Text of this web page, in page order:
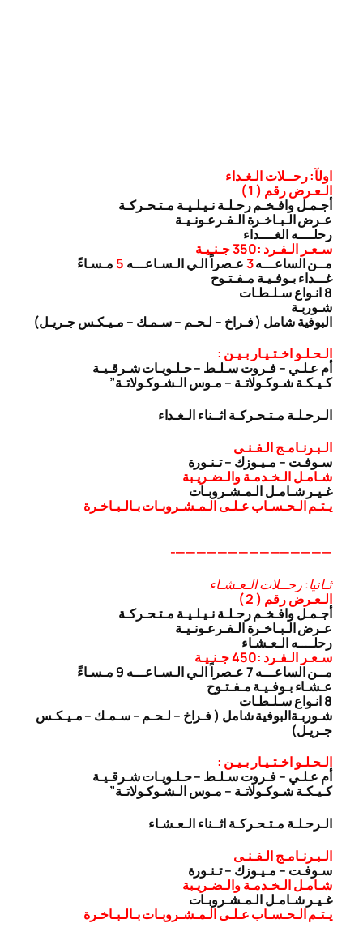
اولآ: رحــلات الـغـداء
الـعـرض رقم ( 1 )
أجـمـل وافـخـم رحـلـة نـيـلـيـة مـتـحـركـة
عـرض الـبـاخـرة الـفـرعـونـيـة
رحلــــه الغــــداء
سـعـر الـفـرد :350 جـنـيـة
مــن الساعـــه3عـصراً الـي الـسـاعـــه 5 مـسـاءً
غـــداء بـوفـيـة مـفـتـوح
8 انـواع سـلـطـات
شـوربـة
البوفية شامل ( فـراخ – لـحـم – سـمـك – مـيـكـس جـريـل)
الـحـلـو اخـتـيـار بـيـن :
أم عـلـي – فـروت سـلـط – حـلـويـات شـرقـيـة
كـيـكـة شـوكـولاتـة – مـوس الـشـوكـولاتـة”
الـرحـلـة مـتـحـركـة اثــناء الـغـداء
الـبـرنـامـج الـفـنـى
سـوفـت – مـيـوزك – تـنـورة
شـامـل الـخـدمـة والـضـريـبة
غـيـر شـامـل الـمـشـروبـات
يـتـم الـحـسـاب عـلـى الـمـشـروبـات بـالـبـاخـرة
———————————————-
ثـانيا: رحــلات الـعـشـاء
الـعـرض رقم ( 2 )
أجـمـل وافـخـم رحـلـة نـيـلـيـة مـتـحـركـة
عـرض الـبـاخـرة الـفـرعـونـيـة
رحلــــه الـعـشـاء
سـعـر الـفـرد :450 جـنـيـة
مــن الساعـــه 7 عـصراً الـي الـسـاعـــه 9 مـسـاءً
عـشـاء بـوفـيـة مـفـتـوح
8 انـواع سـلـطـات
شـوربـةالبوفية شامل ( فـراخ – لـحـم – سـمـك – مـيـكـس
جـريـل)
الـحـلـو اخـتـيـار بـيـن :
أم عـلـي – فـروت سـلـط – حـلـويـات شـرقـيـة
كـيـكـة شـوكـولاتـة – مـوس الـشـوكـولاتـة”
الـرحـلـة مـتـحـركـة اثــناء الـعـشـاء
الـبـرنـامـج الـفـنـى
سـوفـت – مـيـوزك – تـنـورة
شـامـل الـخـدمـة والـضـريـبة
غـيـر شـامـل الـمـشـروبـات
يـتـم الـحـسـاب عـلـى الـمـشـروبـات بـالـبـاخـرة